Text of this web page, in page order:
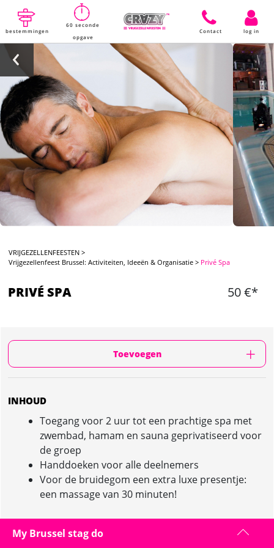
bestemmingen
60 seconde
opgave
Contact log in
VRIJGEZELLENFEESTEN >
Vrijgezellenfeest Brussel: Activiteiten, Ideeën & Organisatie > Privé Spa
PRIVÉ SPA 50 €*
Toevoegen
INHOUD
Toegang voor 2 uur tot een prachtige spa met
zwembad, hamam en sauna geprivatiseerd voor
de groep
Handdoeken voor alle deelnemers
Voor de bruidegom een extra luxe presentje:
een massage van 30 minuten!
My Brussel stag do